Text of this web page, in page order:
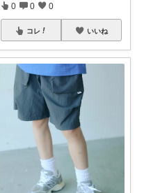
0 0 0
コレ いいね